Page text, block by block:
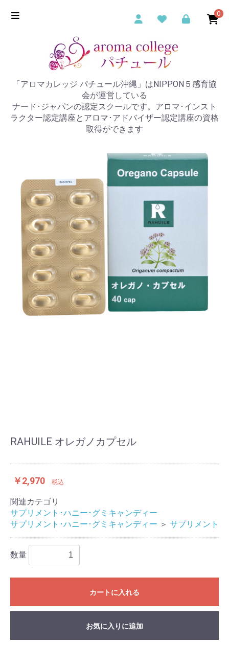
0
「アロマカレッジ パチュール沖縄」はNIPPON５感育協
会が運営している
ナード･ジャパンの認定スクールです。アロマ･インスト
ラクター認定講座とアロマ･アドバイザー認定講座の資格
取得ができます
RAHUILE オレガノカプセル
￥2,970 税込
関連カテゴリ
サプリメント･ハニー･グミキャンディー
サプリメント･ハニー･グミキャンディー ＞ サプリメント
数量
カートに入れる
お気に入りに追加